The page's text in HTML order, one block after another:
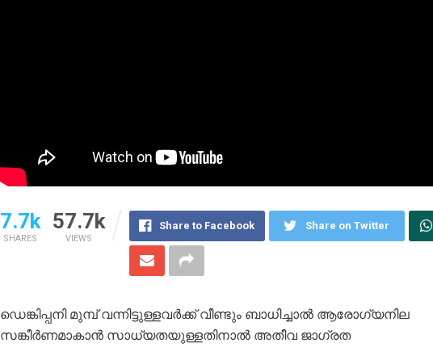
7.7k
SHARES
57.7k
VIEWS
Share to Facebook Share on Twitter
ഡെങ്കിപ്പനി മുമ്പ് വന്നിട്ടുള്ളവർക്ക് വീണ്ടും ബാധിച്ചാൽ ആരോഗ്യനില
സങ്കീർണമാകാൻ സാധ്യതയുള്ളതിനാൽ അതീവ ജാഗ്രത